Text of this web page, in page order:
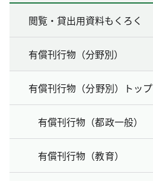
閲覧・貸出用資料もくろく
有償刊行物（分野別）
有償刊行物（分野別）トップ
有償刊行物（都政一般）
有償刊行物（教育）